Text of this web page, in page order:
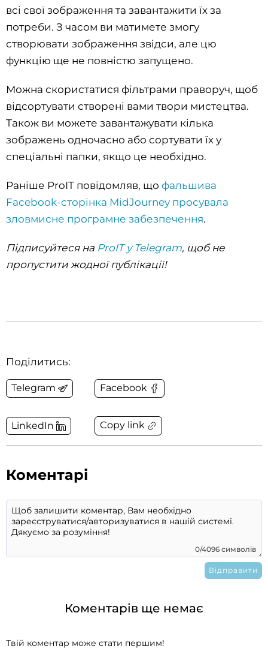
всі свої зображення та завантажити їх за
потреби. З часом ви матимете змогу
створювати зображення звідси, але цю
функцію ще не повністю запущено.
Можна скористатися фільтрами праворуч, щоб
відсортувати створені вами твори мистецтва.
Також ви можете завантажувати кілька
зображень одночасно або сортувати їх у
спеціальні папки, якщо це необхідно.
Раніше ProIT повідомляв, що фальшива
Facebook-сторінка MidJourney просувала
зловмисне програмне забезпечення.
Підписуйтеся на ProIT у Telegram, щоб не
пропустити жодної публікації!
Поділитись:
Telegram Facebook
LinkedIn Copy link
Коментарі
0/4096 символів
Коментарів ще немає
Твій коментар може стати першим!